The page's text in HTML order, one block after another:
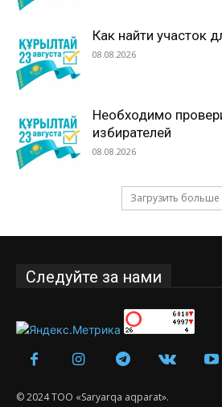
Как найти участок
08.08.2026
Необходимо
избирателей
08.08.2026
Загрузить больше
Следуйте за нами
© 2024 ТОО «Saryarqa aqparat».